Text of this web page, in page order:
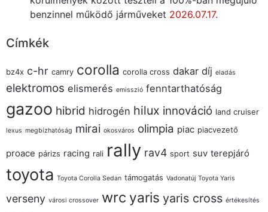
benzinnel működő járműveket 2026.07.17.
Címkék
bz4x c-hr camry corolla corolla cross dakar díj eladás
elektromos elismerés emisszió fenntarthatóság
gazoo hibrid hidrogén hilux innováció land cruiser
lexus megbízhatóság mirai okosváros olimpia piac piacvezető
proace párizs racing rali rally rav4 sport suv terepjáró
toyota Toyota Corolla Sedan támogatás Vadonatúj Toyota Yaris
verseny városi crossover wrc yaris yaris cross értékesítés